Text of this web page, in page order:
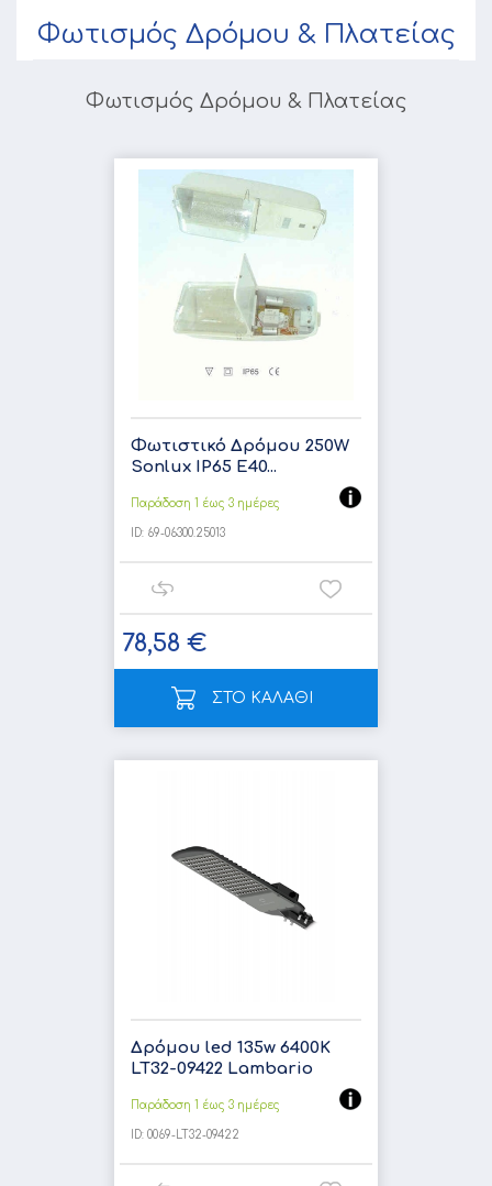
Φωτισμός Δρόμου & Πλατείας
Φωτισμός Δρόμου & Πλατείας
Φωτιστικό Δρόμου 250W
Sonlux IP65 E40...
Παράδοση 1 έως 3 ημέρες
ID: 69-06300.25013
78,58 €
ΣΤΟ ΚΑΛΑΘΙ
Δρόμου led 135w 6400K
LT32-09422 Lambario
Παράδοση 1 έως 3 ημέρες
ID: 0069-LT32-09422